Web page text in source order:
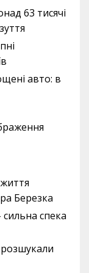
63 тисячі
авто: в
Березка
спека